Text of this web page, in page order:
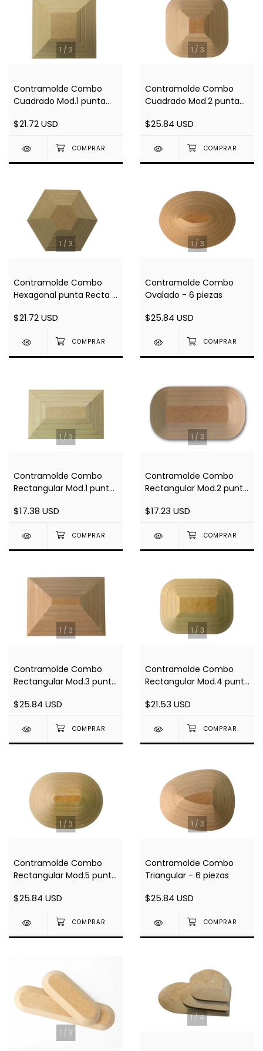
1 / 3
Contramolde Combo
Cuadrado Mod.1 punta
$21.72 USD
1 / 3
Contramolde Combo
Cuadrado Mod.2 punta
$25.84 USD
1 / 3
Contramolde Combo
Hexagonal punta Recta -
$21.72 USD
1 / 3
Contramolde Combo
Ovalado - 6 piezas
$25.84 USD
1/3
Contramolde Combo
Rectangular Mod.1 punta
$17.38 USD
1 / 3
Contramolde Combo
Rectangular Mod.2 punta
$17.23 USD
1 / 3
Contramolde Combo
Rectangular Mod.3 punta
$25.84 USD
1 / 3
Contramolde Combo
Rectangular Mod.4 punta
$21.53 USD
1 / 3
Contramolde Combo
Rectangular Mod.5 punta
$25.84 USD
1 / 3
Contramolde Combo
Triangular - 6 piezas
$25.84 USD
1 / 3
1/4